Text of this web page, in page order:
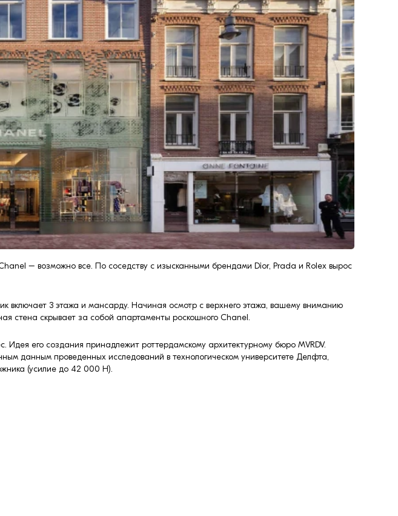
– возможно все. По соседству с изысканными брендами Dior, Prada и Rolex вырос
включает 3 этажа и мансарду. Начиная осмотр с верхнего этажа, вашему вниманию
стена скрывает за собой апартаменты роскошного Chanel.
его создания принадлежит роттердамскому архитектурному бюро MVRDV.
данным проведенных исследований в технологическом университете Делфта,
(усилие до 42 000 Н).